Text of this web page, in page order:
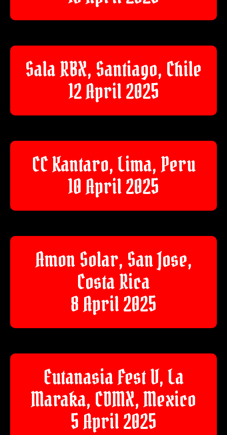
Sala RBX, Santiago, Chile
12 April 2025
CC Kantaro, Lima, Peru
10 April 2025
Amon Solar, San Jose,
Costa Rica
8 April 2025
Eutanasia Fest V, La
Maraka, CDMX, Mexico
5 April 2025